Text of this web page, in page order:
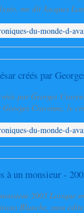
me dit Jacques
par Georges
Cravenne, le
2003 Lorsque
Blanche, mon